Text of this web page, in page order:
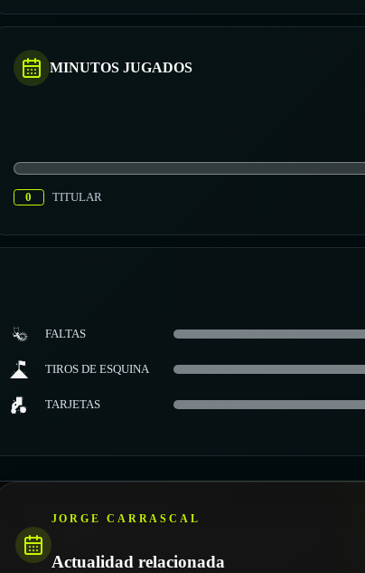
MINUTOS JUGADOS
0 TITULAR
FALTAS
TIROS DE ESQUINA
TARJETAS
JORGE CARRASCAL
Actualidad relacionada